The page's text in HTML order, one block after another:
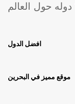
دوله حول العالم
افضل الدول
موقع مميز في البحرين